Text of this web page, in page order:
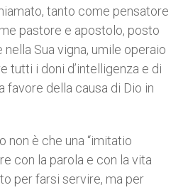
tanto come pensatore
pastore e apostolo, posto
Sua vigna, umile operaio
tutti i doni d’intelligenza e di
favore della causa di Dio in
non è che una “imitatio
con la parola e con la vita
per farsi servire, ma per